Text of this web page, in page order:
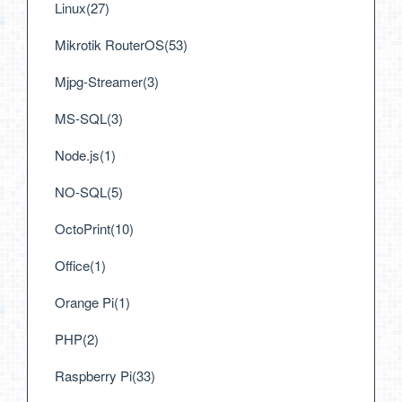
Linux(27)
Mikrotik RouterOS(53)
Mjpg-Streamer(3)
MS-SQL(3)
Node.js(1)
NO-SQL(5)
OctoPrint(10)
Office(1)
Orange Pi(1)
PHP(2)
Raspberry Pi(33)